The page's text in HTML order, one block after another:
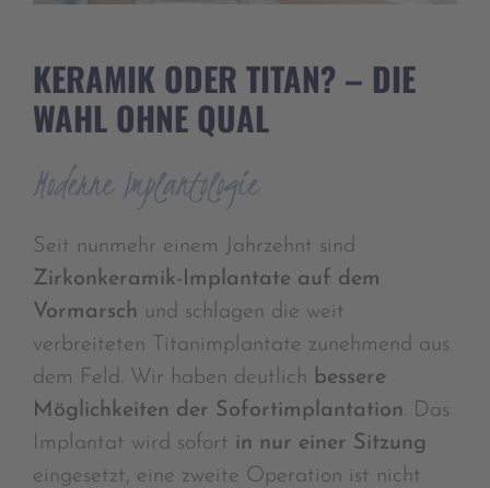
KERAMIK ODER TITAN? – DIE
WAHL OHNE QUAL
Moderne Implantologie
Seit nunmehr einem Jahrzehnt sind
Zirkonkeramik-Implantate auf dem
Vormarsch und schlagen die weit
verbreiteten Titanimplantate zunehmend aus
dem Feld. Wir haben deutlich bessere
Möglichkeiten der Sofortimplantation. Das
Implantat wird sofort in nur einer Sitzung
eingesetzt, eine zweite Operation ist nicht